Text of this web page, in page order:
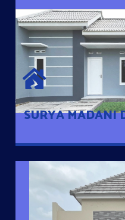
SURYA MADANI
SURYA MADANI
Satu-satunya Hunian
jutaan dengan lokasi